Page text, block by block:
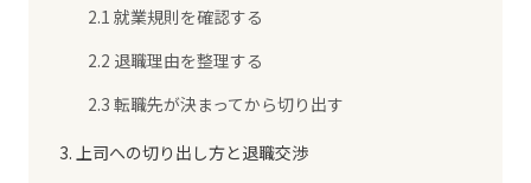
2.1 就業規則を確認する
2.2 退職理由を整理する
2.3 転職先が決まってから切り出す
3. 上司への切り出し方と退職交渉